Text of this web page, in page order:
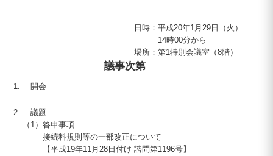
日時： 平成20年1月 29日（火）
14時00分から
場所： 第1特別会議室（8階）
議事次第
開会
議題
（1） 答申事項
接続料規則等の一部改正について
【平成19年11月 28日付け 諮問第1196号】